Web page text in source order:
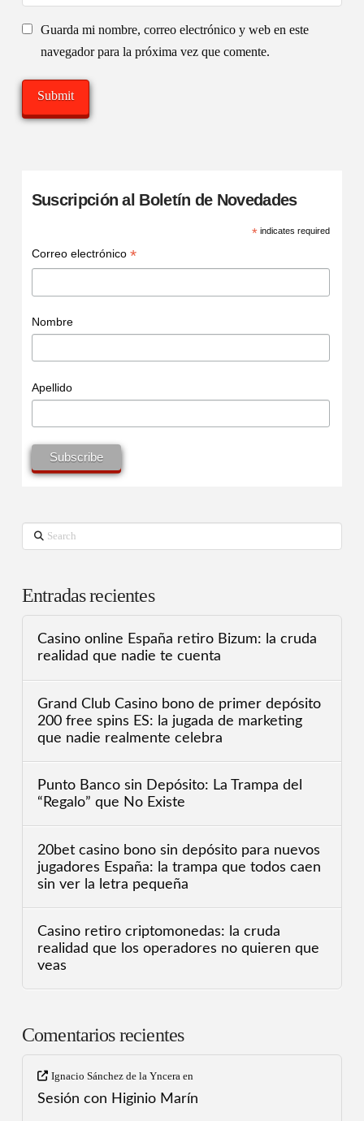
Guarda mi nombre, correo electrónico y web en este
navegador para la próxima vez que comente.
Suscripción al Boletín de Novedades
*indicates required
Correo electrónico *
Nombre
Apellido
Search
Entradas recientes
Casino online España retiro Bizum: la cruda
realidad que nadie te cuenta
Grand Club Casino bono de primer depósito
200 free spins ES: la jugada de marketing
que nadie realmente celebra
Punto Banco sin Depósito: La Trampa del
“Regalo” que No Existe
20bet casino bono sin depósito para nuevos
jugadores España: la trampa que todos caen
sin ver la letra pequeña
Casino retiro criptomonedas: la cruda
realidad que los operadores no quieren que
veas
Comentarios recientes
Ignacio Sánchez de la Ynceraen
Sesión con Higinio Marín